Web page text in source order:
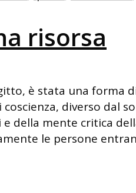
risorsa
è stata una forma
diverso dal
della mente critica
le persone